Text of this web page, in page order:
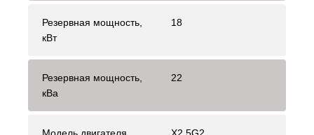
Резервная мощность,
кВт
18
Резервная мощность,
кВа
22